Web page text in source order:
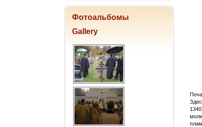
Фотоальбомы
Gallery